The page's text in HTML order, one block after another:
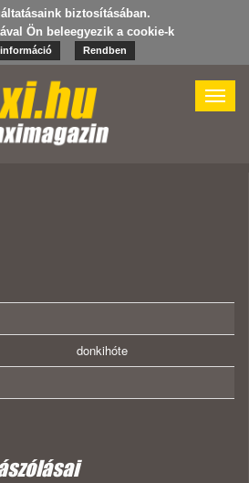
biztosításában.
Ön beleegyezik a cookie-k
Rendben
Toggle
donkihóte